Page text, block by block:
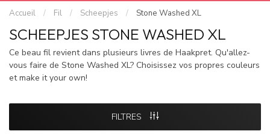
Accueil / Fil / Scheepjes / Stone Washed XL
SCHEEPJES STONE WASHED XL
Ce beau fil revient dans plusieurs livres de Haakpret. Qu'allez-
vous faire de Stone Washed XL? Choisissez vos propres couleurs
et make it your own!
FILTRES